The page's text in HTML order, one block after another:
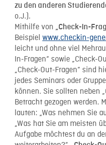
zu den anderen
o.J.).
Mithilfe von „Check-In-
Beispiel www.checkin-
leicht und ohne viel
In-Fragen“ sowie „Check-
„Check-Out-Fragen“ sind
jedes Seminars oder
können. Sie sollten neben
Betracht gezogen werden.
lauten: „Was nehmen Sie
„Was hat Sie am meisten
Aufgabe möchtest du an